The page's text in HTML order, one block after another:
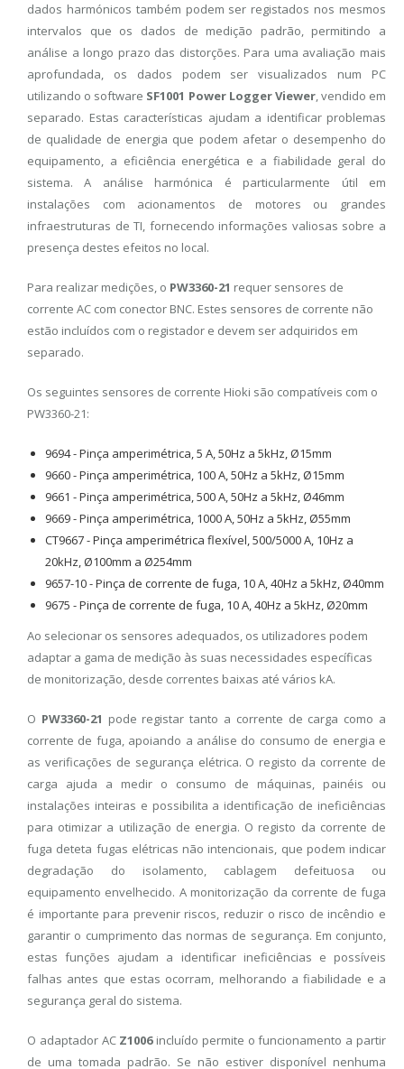
dados harmónicos também podem ser registados nos mesmos
intervalos que os dados de medição padrão, permitindo a
análise a longo prazo das distorções. Para uma avaliação mais
aprofundada, os dados podem ser visualizados num PC
utilizando o software SF1001 Power Logger Viewer, vendido em
separado. Estas características ajudam a identificar problemas
de qualidade de energia que podem afetar o desempenho do
equipamento, a eficiência energética e a fiabilidade geral do
sistema. A análise harmónica é particularmente útil em
instalações com acionamentos de motores ou grandes
infraestruturas de TI, fornecendo informações valiosas sobre a
presença destes efeitos no local.
Para realizar medições, o PW3360-21 requer sensores de
corrente AC com conector BNC. Estes sensores de corrente não
estão incluídos com o registador e devem ser adquiridos em
separado.
Os seguintes sensores de corrente Hioki são compatíveis com o
PW3360-21:
9694 - Pinça amperimétrica, 5 A, 50Hz a 5kHz, Ø15mm
9660 - Pinça amperimétrica, 100 A, 50Hz a 5kHz, Ø15mm
9661 - Pinça amperimétrica, 500 A, 50Hz a 5kHz, Ø46mm
9669 - Pinça amperimétrica, 1000 A, 50Hz a 5kHz, Ø55mm
CT9667 - Pinça amperimétrica flexível, 500/5000 A, 10Hz a
20kHz, Ø100mm a Ø254mm
9657-10 - Pinça de corrente de fuga, 10 A, 40Hz a 5kHz, Ø40mm
9675 - Pinça de corrente de fuga, 10 A, 40Hz a 5kHz, Ø20mm
Ao selecionar os sensores adequados, os utilizadores podem
adaptar a gama de medição às suas necessidades específicas
de monitorização, desde correntes baixas até vários kA.
O PW3360-21 pode registar tanto a corrente de carga como a
corrente de fuga, apoiando a análise do consumo de energia e
as verificações de segurança elétrica. O registo da corrente de
carga ajuda a medir o consumo de máquinas, painéis ou
instalações inteiras e possibilita a identificação de ineficiências
para otimizar a utilização de energia. O registo da corrente de
fuga deteta fugas elétricas não intencionais, que podem indicar
degradação do isolamento, cablagem defeituosa ou
equipamento envelhecido. A monitorização da corrente de fuga
é importante para prevenir riscos, reduzir o risco de incêndio e
garantir o cumprimento das normas de segurança. Em conjunto,
estas funções ajudam a identificar ineficiências e possíveis
falhas antes que estas ocorram, melhorando a fiabilidade e a
segurança geral do sistema.
O adaptador AC Z1006incluído permite o funcionamento a partir
de uma tomada padrão. Se não estiver disponível nenhuma